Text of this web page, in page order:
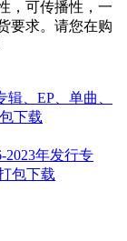
，可传播性，一
要求。请您在购
、EP、单曲、
下载
2023年发行专
包下载